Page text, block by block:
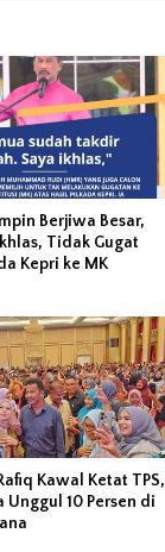
Berjiwa Besar,
Tidak Gugat
Kepri ke MK
Kawal Ketat TPS,
Unggul 10 Persen di